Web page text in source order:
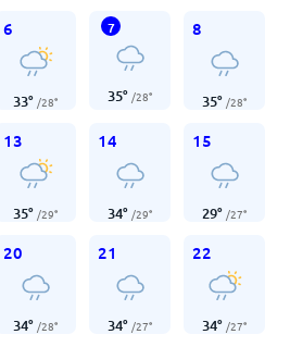
6
33° /28°
7
35° /28°
8
35° /28°
13
35° /29°
14
34° /29°
15
29° /27°
20
34° /28°
21
34° /27°
22
34° /27°